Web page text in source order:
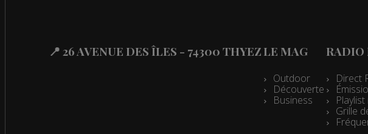
Actualités Régionales 07h04
📍 26 AVENUE DES ÎLES - 74300 THYEZLE MAG
Outdoor
Découverte
Business
RADIO
Direct
Grille